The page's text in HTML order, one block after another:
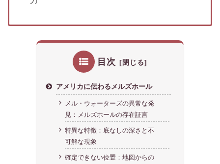
目次
アメリカに伝わるメルズホール
メル・ウォーターズの異常な発
見：メルズホールの存在証言
特異な特徴：底なしの深さと不
可解な現象
確定できない位置：地図からの